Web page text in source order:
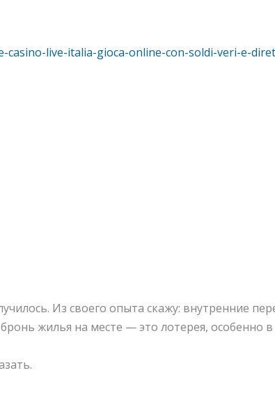
live-italia-gioca-online-con-soldi-veri-e-
Из своего опыта скажу: внутренние
жилья на месте — это лотерея, особенно в